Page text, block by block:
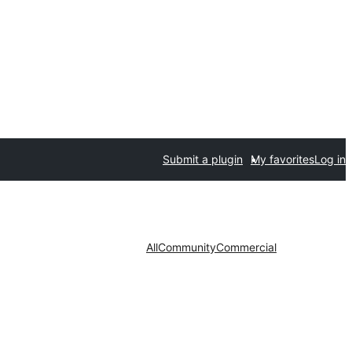
Submit a plugin My favoritesLog in
AllCommunityCommercial